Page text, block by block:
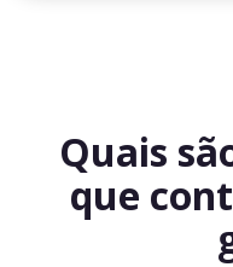
Quais
que